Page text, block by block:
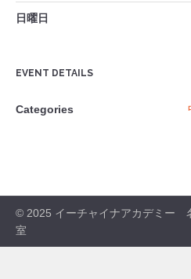
日曜日
EVENT DETAILS
Categories
© 2025 イーチャイナアカデミー
室